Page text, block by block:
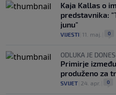
Kaja Kallas o
predstavnika:
junu"
VIJESTI 11. maj. 0
ODLUKA JE
Primirje
produženo za
SVIJET 24. apr. 0